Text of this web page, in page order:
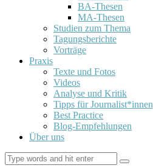
BA-Thesen
MA-Thesen
Studien zum Thema
Tagungsberichte
Vorträge
Praxis
Texte und Fotos
Videos
Analyse und Kritik
Tipps für Journalist*innen
Best Practice
Blog-Empfehlungen
Über uns